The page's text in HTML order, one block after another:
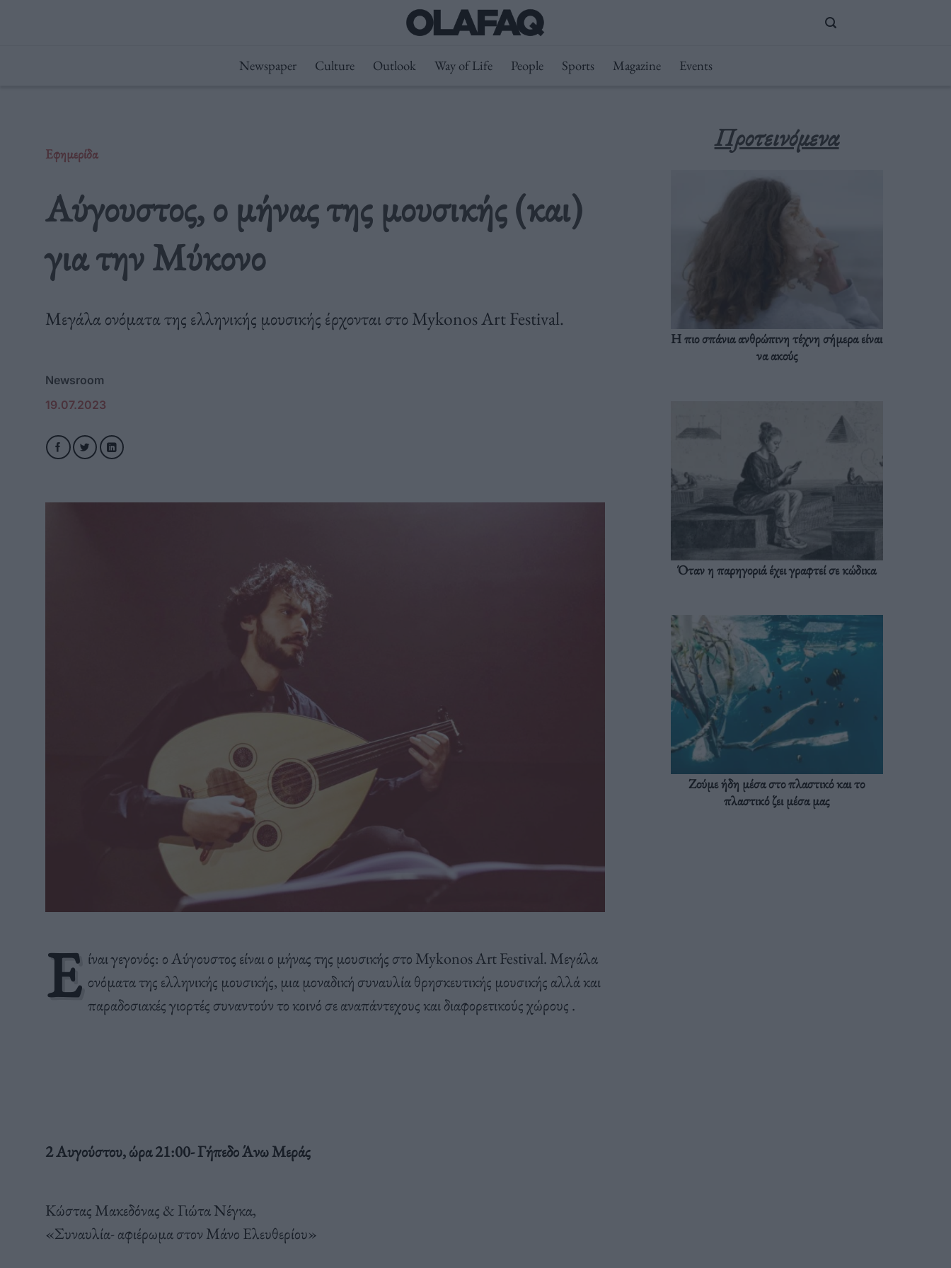
Newspaper Culture Outlook Way of Life People Sports Magazine Events
Εφημερίδα
Αύγουστος, ο μήνας της μουσικής (και)
για την Μύκονο
Μεγάλα ονόματα της ελληνικής μουσικής έρχονται στο Mykonos Art Festival.
Newsroom
19.07.2023
Ε ίναι γεγονός: ο Αύγουστος είναι ο μήνας της μουσικής στο Mykonos Art Festival. Μεγάλα
ονόματα της ελληνικής μουσικής, μια μοναδική συναυλία θρησκευτικής μουσικής αλλά και
παραδοσιακές γιορτές συναντούν το κοινό σε αναπάντεχους και διαφορετικούς χώρους .
2 Αυγούστου, ώρα 21:00- Γήπεδο Άνω Μεράς
Κώστας Μακεδόνας & Γιώτα Νέγκα,
«Συναυλία- αφιέρωμα στον Μάνο Ελευθερίου»
Προτεινόμενα
Η πιο σπάνια ανθρώπινη τέχνη σήμερα είναι
να ακούς
Όταν η παρηγοριά έχει γραφτεί σε κώδικα
Ζούμε ήδη μέσα στο πλαστικό και το
πλαστικό ζει μέσα μας